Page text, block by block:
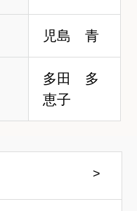
児島 青
多田 多
恵子